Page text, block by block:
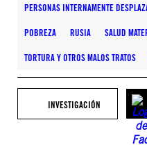
PERSONAS INTERNAMENTE
POBREZA RUSIA SALUD
TORTURA Y OTROS MALOS TRATOS
INVESTIGACIÓN